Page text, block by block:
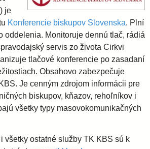
je
Konferencie biskupov Slovenska. Plní
oddelenia. Monitoruje dennú tlač, rádiá
servis zo života Cirkvi
tlačové konferencie po zasadaní
Obsahovo zabezpečuje
Je cenným zdrojom informácii pre
biskupov, kňazov, rehoľníkov i
všetky typy masovokomunikačných
všetky ostatné služby TK KBS sú k